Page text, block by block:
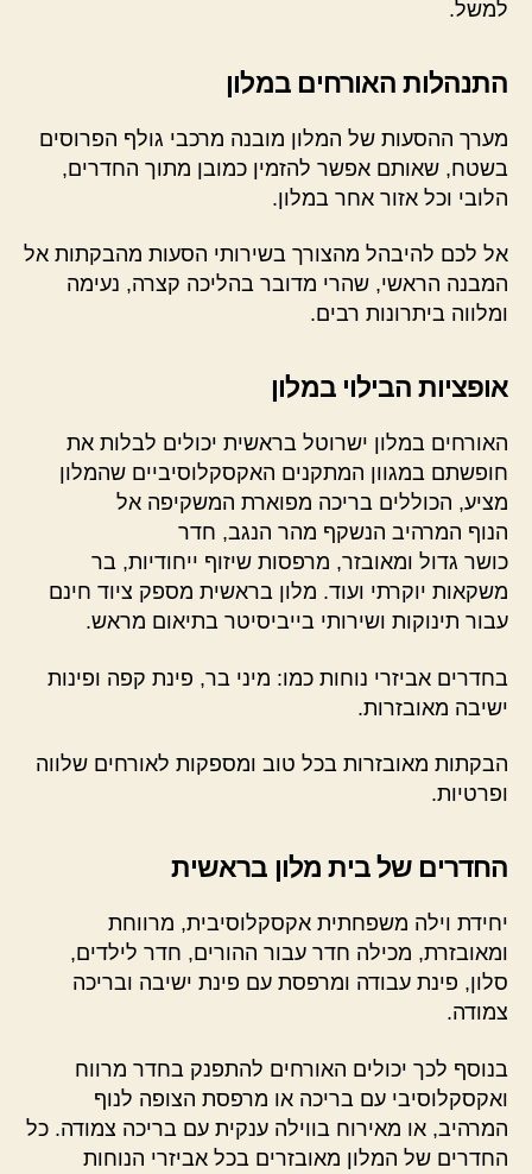
למשל.
התנהלות האורחים במלון
מערך ההסעות של המלון מובנה מרכבי גולף הפרוסים
בשטח, שאותם אפשר להזמין כמובן מתוך החדרים,
הלובי וכל אזור אחר במלון.
אל לכם להיבהל מהצורך בשירותי הסעות מהבקתות אל
המבנה הראשי, שהרי מדובר בהליכה קצרה, נעימה
ומלווה ביתרונות רבים.
אופציות הבילוי במלון
האורחים במלון ישרוטל בראשית יכולים לבלות את
חופשתם במגוון המתקנים האקסקלוסיביים שהמלון
מציע, הכוללים בריכה מפוארת המשקיפה אל
הנוף המרהיב הנשקף מהר הנגב, חדר
כושר גדול ומאובזר, מרפסות שיזוף ייחודיות, בר
משקאות יוקרתי ועוד. מלון בראשית מספק ציוד חינם
עבור תינוקות ושירותי בייביסיטר בתיאום מראש.
בחדרים אביזרי נוחות כמו: מיני בר, פינת קפה ופינות
ישיבה מאובזרות.
הבקתות מאובזרות בכל טוב ומספקות לאורחים שלווה
ופרטיות.
החדרים של בית מלון בראשית
יחידת וילה משפחתית אקסקלוסיבית, מרווחת
ומאובזרת, מכילה חדר עבור ההורים, חדר לילדים,
סלון, פינת עבודה ומרפסת עם פינת ישיבה ובריכה
צמודה.
בנוסף לכך יכולים האורחים להתפנק בחדר מרווח
ואקסקלוסיבי עם בריכה או מרפסת הצופה לנוף
המרהיב, או מאירוח בווילה ענקית עם בריכה צמודה. כל
החדרים של המלון מאובזרים בכל אביזרי הנוחות